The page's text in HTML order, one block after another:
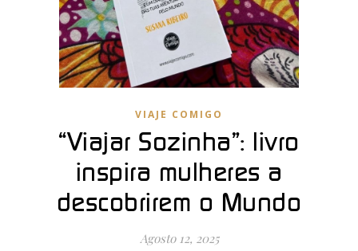
VIAJE COMIGO
“Viajar Sozinha”: livro
inspira mulheres a
descobrirem o Mundo
Agosto 12, 2025